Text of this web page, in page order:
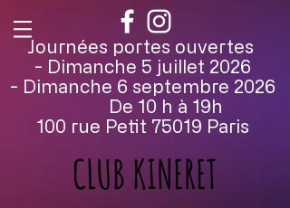
Journées portes ouvertes
- Dimanche 5 juillet 2026
- Dimanche 6 septembre 2026
De 10 h à 19h
100 rue Petit 75019 Paris
CLUB KINERET